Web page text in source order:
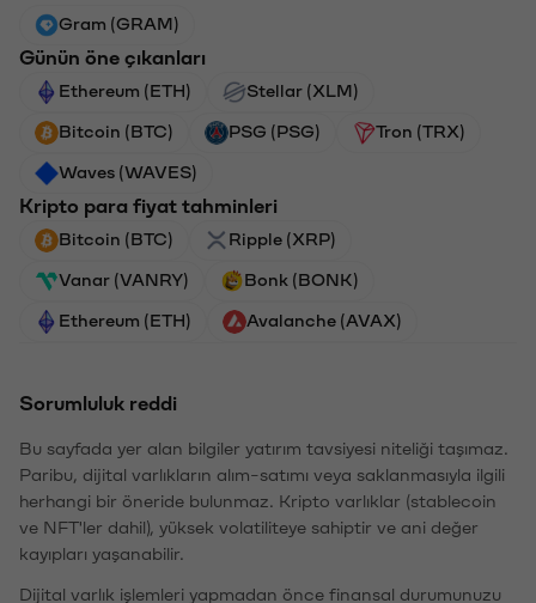
Gram (GRAM)
Günün öne çıkanları
Ethereum (ETH) Stellar (XLM)
Bitcoin (BTC) PSG (PSG) Tron (TRX)
Waves (WAVES)
Kripto para fiyat tahminleri
Bitcoin (BTC) Ripple (XRP)
Vanar (VANRY) Bonk (BONK)
Ethereum (ETH) Avalanche (AVAX)
Sorumluluk reddi
Bu sayfada yer alan bilgiler yatırım tavsiyesi niteliği taşımaz.
Paribu, dijital varlıkların alım-satımı veya saklanmasıyla ilgili
herhangi bir öneride bulunmaz. Kripto varlıklar (stablecoin
ve NFT'ler dahil), yüksek volatiliteye sahiptir ve ani değer
kayıpları yaşanabilir.
Dijital varlık işlemleri yapmadan önce finansal durumunuzu